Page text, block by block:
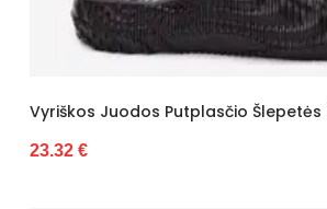
Vyriškos Juodos Putplasčio Šlepetės
23.32 €